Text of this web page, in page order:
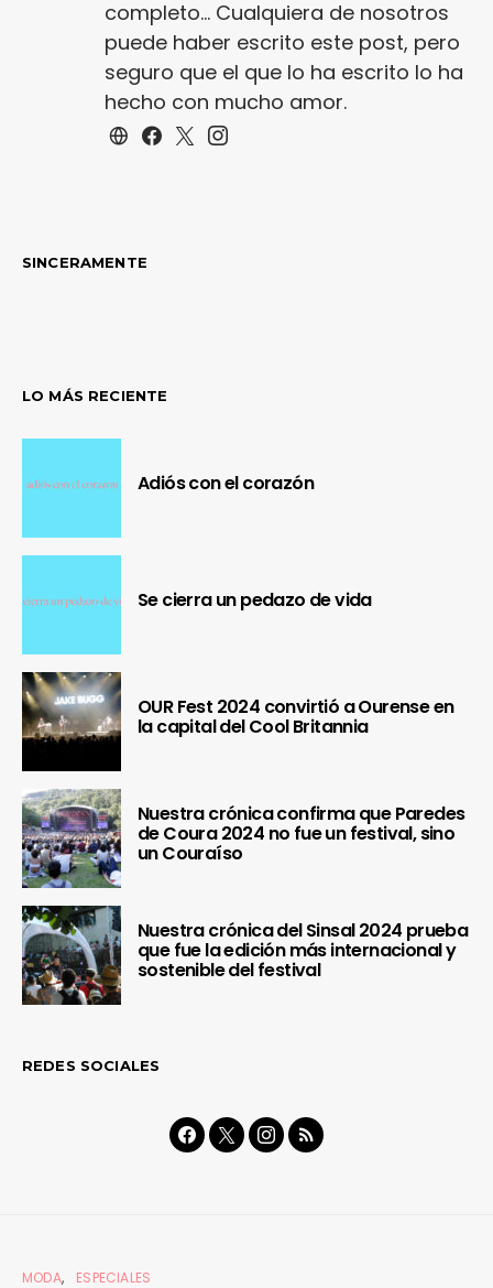
completo... Cualquiera de nosotros
puede haber escrito este post, pero
seguro que el que lo ha escrito lo ha
hecho con mucho amor.
SINCERAMENTE
LO MÁS RECIENTE
Adiós con el corazón
Se cierra un pedazo de vida
OUR Fest 2024 convirtió a Ourense en
la capital del Cool Britannia
Nuestra crónica confirma que Paredes
de Coura 2024 no fue un festival, sino
un Couraíso
Nuestra crónica del Sinsal 2024 prueba
que fue la edición más internacional y
sostenible del festival
REDES SOCIALES
MODA ESPECIALES